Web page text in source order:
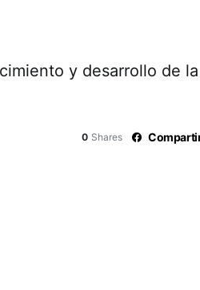
y desarrollo de
0 Shares